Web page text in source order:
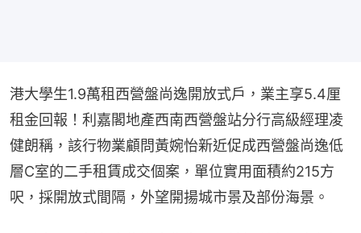
港大學生1.9萬租西營盤尚逸開放式戶，業主享5.4厘
租金回報！利嘉閣地產西南西營盤站分行高級經理凌
健朗稱，該行物業顧問黃婉怡新近促成西營盤尚逸低
層C室的二手租賃成交個案，單位實用面積約215方
呎，採開放式間隔，外望開揚城市景及部份海景。